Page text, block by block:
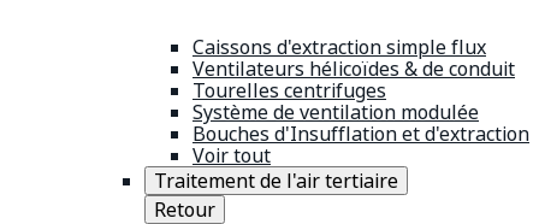
Caissons d'extraction simple flux
Ventilateurs hélicoïdes & de conduit
Tourelles centrifuges
Système de ventilation modulée
Bouches d'Insufflation et d'extraction
Voir tout
Traitement de l'air tertiaire
Retour